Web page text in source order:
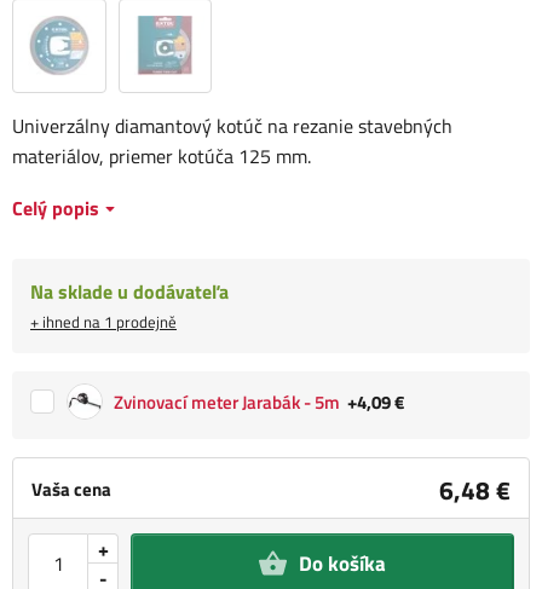
Vaša cena 6,48 €
-
+ Do košíka
Univerzálny diamantový kotúč na rezanie stavebných
materiálov, priemer kotúča 125 mm.
Celý popis
Na sklade u dodávateľa
+ ihned na 1 prodejně
Zvinovací meter Jarabák - 5m +4,09 €